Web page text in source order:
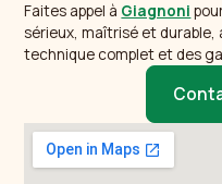
Faites appel à Giagnoni
sérieux, maîtrisé et
technique complet et des